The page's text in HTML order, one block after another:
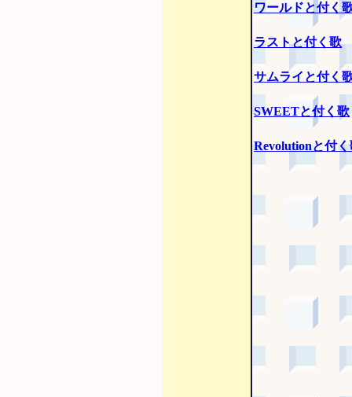
ワールドと付く
ラストと付く歌
サムライと付く
SWEETと付く歌
Revolutionと付く